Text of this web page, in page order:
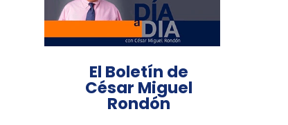
El Boletín de
César Miguel
Rondón